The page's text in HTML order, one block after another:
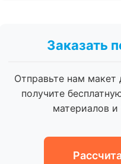
Заказать
Отправьте нам макет
получите
материалов и